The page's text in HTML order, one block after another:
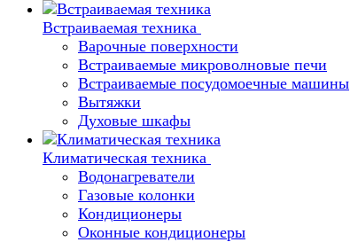
Встраиваемая техника
Варочные поверхности
Встраиваемые микроволновые печи
Встраиваемые посудомоечные машины
Вытяжки
Духовые шкафы
Климатическая техника
Водонагреватели
Газовые колонки
Кондиционеры
Оконные кондиционеры